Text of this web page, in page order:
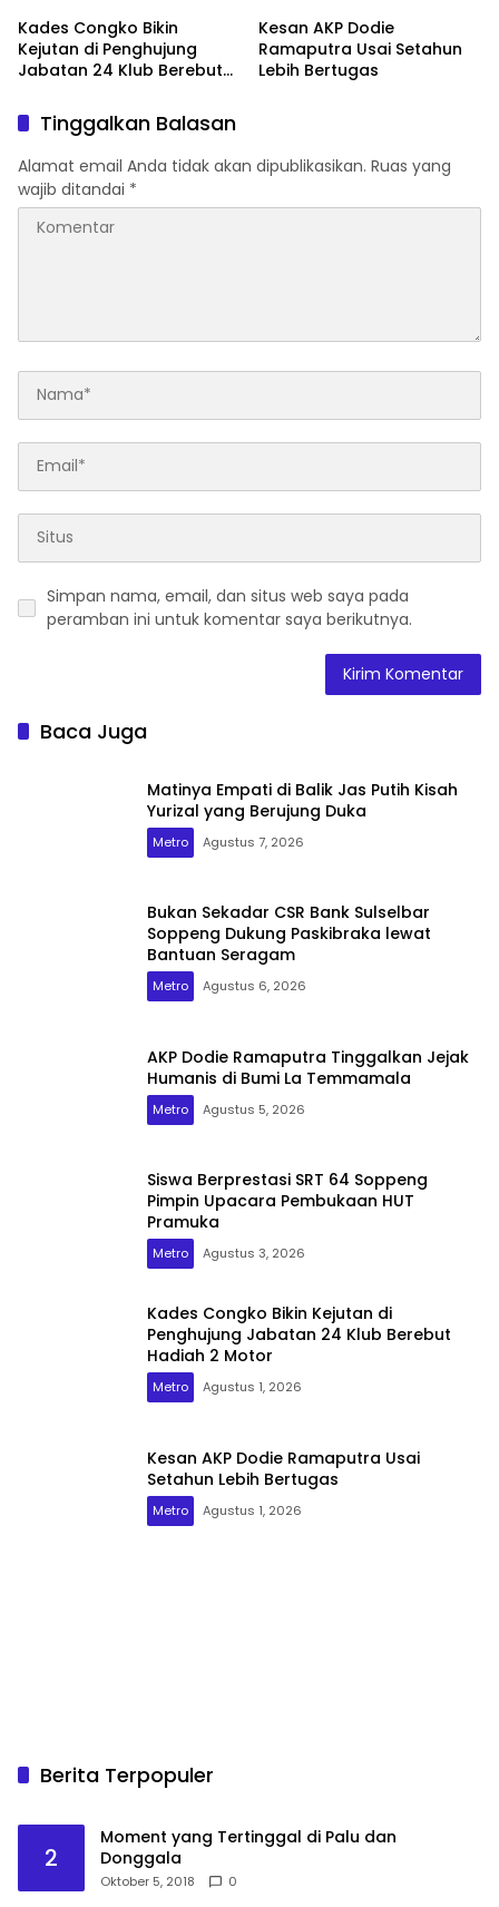
Kades Congko Bikin
Kejutan di Penghujung
Jabatan 24 Klub Berebut
Kesan AKP Dodie
Ramaputra Usai Setahun
Lebih Bertugas
Tinggalkan Balasan
Alamat email Anda tidak akan dipublikasikan. Ruas yang
wajib ditandai *
Simpan nama, email, dan situs web saya pada
peramban ini untuk komentar saya berikutnya.
Baca Juga
Matinya Empati di Balik Jas Putih Kisah
Yurizal yang Berujung Duka
Metro Agustus 7, 2026
Bukan Sekadar CSR Bank Sulselbar
Soppeng Dukung Paskibraka lewat
Bantuan Seragam
Metro Agustus 6, 2026
AKP Dodie Ramaputra Tinggalkan Jejak
Humanis di Bumi La Temmamala
Metro Agustus 5, 2026
Siswa Berprestasi SRT 64 Soppeng
Pimpin Upacara Pembukaan HUT
Pramuka
Metro Agustus 3, 2026
Kades Congko Bikin Kejutan di
Penghujung Jabatan 24 Klub Berebut
Hadiah 2 Motor
Metro Agustus 1, 2026
Kesan AKP Dodie Ramaputra Usai
Setahun Lebih Bertugas
Metro Agustus 1, 2026
Berita Terpopuler
2
Moment yang Tertinggal di Palu dan
Donggala
Oktober 5, 2018 0